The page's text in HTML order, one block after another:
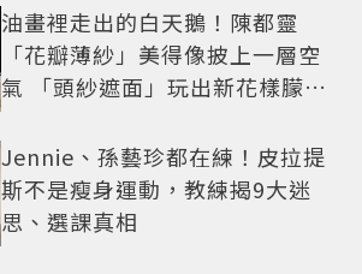
油畫裡走出的白天鵝！陳都靈
「花瓣薄紗」美得像披上一層空
氣 「頭紗遮面」玩出新花樣朦朧
Jennie、孫藝珍都在練！皮拉提
斯不是瘦身運動，教練揭9大迷
思、選課真相